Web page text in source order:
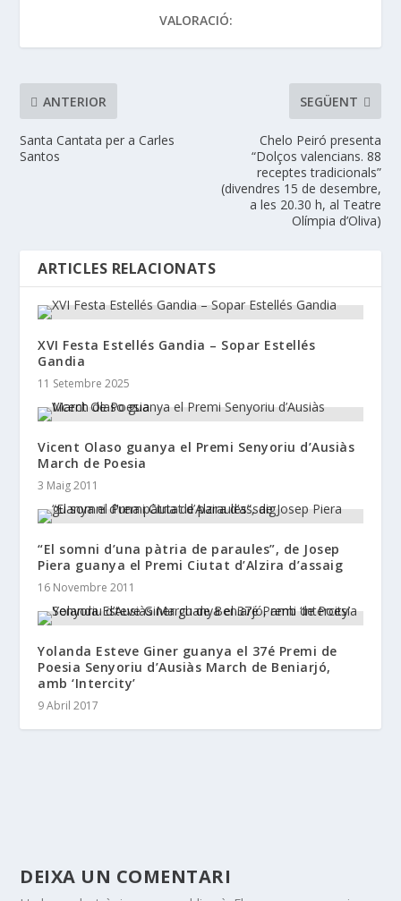
VALORACIÓ:
ANTERIOR
Santa Cantata per a Carles
Santos
SEGÜENT
Chelo Peiró presenta
“Dolços valencians. 88
receptes tradicionals”
(divendres 15 de desembre,
a les 20.30 h, al Teatre
Olímpia d’Oliva)
ARTICLES RELACIONATS
XVI Festa Estellés Gandia – Sopar Estellés
Gandia
11 Setembre 2025
Vicent Olaso guanya el Premi Senyoriu d’Ausiàs
March de Poesia
3 Maig 2011
“El somni d’una pàtria de paraules”, de Josep
Piera guanya el Premi Ciutat d’Alzira d’assaig
16 Novembre 2011
Yolanda Esteve Giner guanya el 37é Premi de
Poesia Senyoriu d’Ausiàs March de Beniarjó,
amb ‘Intercity’
9 Abril 2017
DEIXA UN COMENTARI